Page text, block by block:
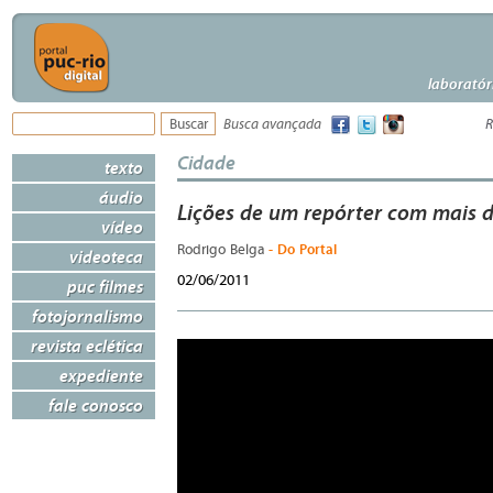
Busca avançada
texto
áudio
vídeo
videoteca
puc filmes
fotojornalismo
revista eclética
expediente
fale conosco
Cidade
Lições de um repórter com mais
Rodrigo Belga - Do Portal
02/06/2011